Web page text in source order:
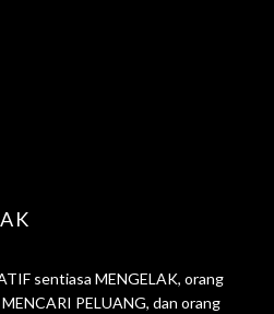
sentiasa MENGELAK, orang
PELUANG, dan orang